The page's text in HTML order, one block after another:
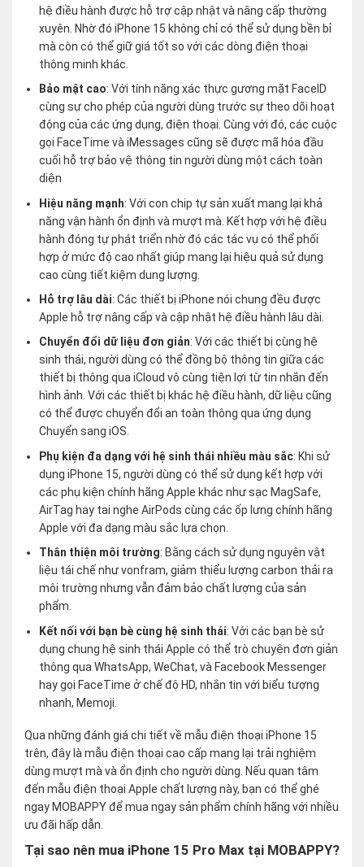
hệ điều hành được hỗ trợ cập nhật và nâng cấp thường
xuyên. Nhờ đó iPhone 15 không chỉ có thể sử dụng bền bỉ
mà còn có thể giữ giá tốt so với các dòng điện thoại
thông minh khác.
Bảo mật cao: Với tính năng xác thực gương mặt FaceID
cùng sự cho phép của người dùng trước sự theo dõi hoạt
động của các ứng dụng, điện thoại. Cùng với đó, các cuộc
gọi FaceTime và iMessages cũng sẽ được mã hóa đầu
cuối hỗ trợ bảo vệ thông tin người dùng một cách toàn
diện
Hiệu năng mạnh: Với con chip tự sản xuất mang lại khả
năng vận hành ổn định và mượt mà. Kết hợp với hệ điều
hành đóng tự phát triển nhờ đó các tác vụ có thể phối
hợp ở mức độ cao nhất giúp mang lại hiệu quả sử dụng
cao cùng tiết kiệm dung lượng.
Hỗ trợ lâu dài: Các thiết bị iPhone nói chung đều được
Apple hỗ trợ nâng cấp và cập nhật hệ điều hành lâu dài.
Chuyển đổi dữ liệu đơn giản: Với các thiết bị cùng hệ
sinh thái, người dùng có thể đồng bộ thông tin giữa các
thiết bị thông qua iCloud vô cùng tiện lợi từ tin nhắn đến
hình ảnh. Với các thiết bị khác hệ điều hành, dữ liệu cũng
có thể được chuyển đổi an toàn thông qua ứng dụng
Chuyển sang iOS.
Phụ kiện đa dạng với hệ sinh thái nhiều màu sắc: Khi sử
dụng iPhone 15, người dùng có thể sử dụng kết hợp với
các phụ kiện chính hãng Apple khác như sạc MagSafe,
AirTag hay tai nghe AirPods cùng các ốp lưng chính hãng
Apple với đa dạng màu sắc lựa chọn.
Thân thiện môi trường: Bằng cách sử dụng nguyên vật
liệu tái chế như vonfram, giảm thiểu lượng carbon thải ra
môi trường nhưng vẫn đảm bảo chất lượng của sản
phẩm.
Kết nối với bạn bè cùng hệ sinh thái: Với các bạn bè sử
dụng chung hệ sinh thái Apple có thể trò chuyện đơn giản
thông qua WhatsApp, WeChat, và Facebook Messenger
hay gọi FaceTime ở chế độ HD, nhắn tin với biểu tượng
nhanh, Memoji.
Qua những đánh giá chi tiết về mẫu điện thoại iPhone 15
trên, đây là mẫu điện thoại cao cấp mang lại trải nghiệm
dùng mượt mà và ổn định cho người dùng. Nếu quan tâm
đến mẫu điện thoại Apple chất lượng này, bạn có thể ghé
ngay MOBAPPY để mua ngay sản phẩm chính hãng với nhiều
ưu đãi hấp dẫn.
Tại sao nên mua iPhone 15 Pro Max tại MOBAPPY?